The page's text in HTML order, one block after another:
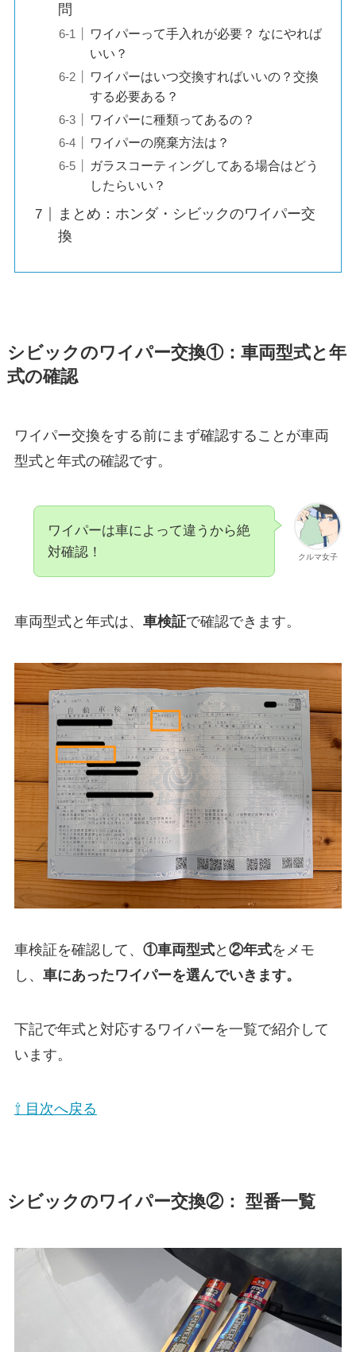
問
ワイパーって手入れが必要？ なにやれば
いい？
ワイパーはいつ交換すればいいの？交換
する必要ある？
ワイパーに種類ってあるの？
ワイパーの廃棄方法は？
ガラスコーティングしてある場合はどう
したらいい？
まとめ：ホンダ・シビックのワイパー交
換
シビックのワイパー交換①：車両型式と年
式の確認
ワイパー交換をする前にまず確認することが車両
型式と年式の確認です。
クルマ女子
ワイパーは車によって違うから絶
対確認！
車両型式と年式は、 車検証で確認できます。
車検証を確認して、 ①車両型式と ②年式をメモ
し、 車にあったワイパーを選んでいきます。
下記で年式と対応するワイパーを一覧で紹介して
います。
⇧ 目次へ戻る
シビックのワイパー交換②： 型番一覧